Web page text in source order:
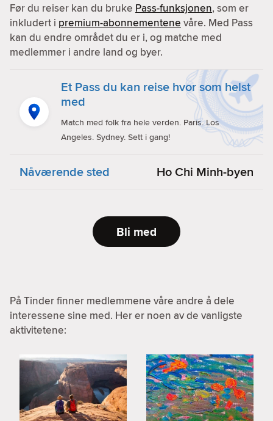
Før du reiser kan du bruke Pass-funksjonen, som er
inkludert i premium-abonnementene våre. Med Pass
kan du endre området du er i, og matche med
medlemmer i andre land og byer.
Et Pass du kan reise hvor som helst
med
Match med folk fra hele verden. Paris. Los
Angeles. Sydney. Sett i gang!
Nåværende sted Ho Chi Minh-byen
Bli med
På Tinder finner medlemmene våre andre å dele
interessene sine med. Her er noen av de vanligste
aktivitetene: